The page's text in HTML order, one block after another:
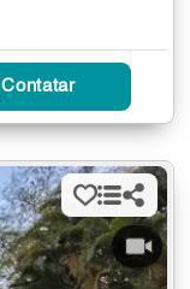
Contatar